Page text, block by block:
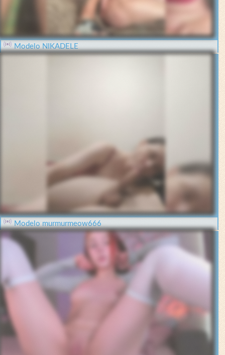
Modelo NIKADELE
Modelo murmurmeow666